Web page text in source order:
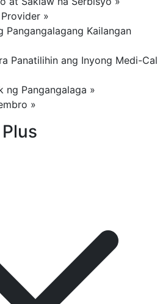
»
Pangangalagang Kailangan
Panatilihin ang Inyong Medi-Cal
ng Pangangalaga »
»